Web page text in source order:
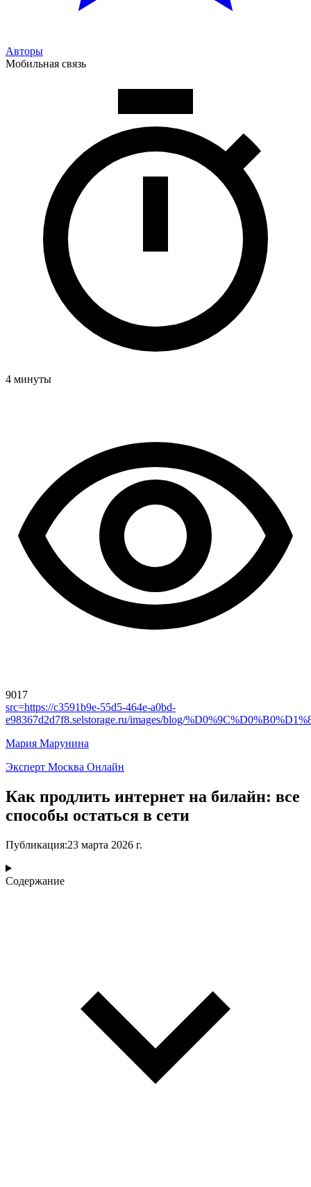
Авторы
Мобильная связь
4 минуты
9017
src=https://c3591b9e-55d5-464e-a0bd-
e98367d2d7f8.selstorage.ru/images/blog/
Мария Марунина
Эксперт Москва Онлайн
Как продлить интернет на билайн: все
способы остаться в сети
Публикация:23 марта 2026 г.
Содержание